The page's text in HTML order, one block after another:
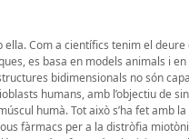
Com a científics tenim el
es basa en models animals i
bidimensionals no són
humans, amb l’objectiu de
humà. Tot això s’ha fet amb
fàrmacs per a la distròfia